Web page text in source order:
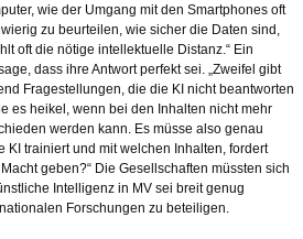
wie der Umgang mit den Smartphones oft
zu beurteilen, wie sicher die Daten sind,
oft die nötige intellektuelle Distanz.“ Ein
dass ihre Antwort perfekt sei. „Zweifel gibt
Fragestellungen, die die KI nicht beantworten
es heikel, wenn bei den Inhalten nicht mehr
werden kann. Es müsse also genau
KI trainiert und mit welchen Inhalten, fordert
geben?“ Die Gesellschaften müssten sich
Intelligenz in MV sei breit genug
Forschungen zu beteiligen.